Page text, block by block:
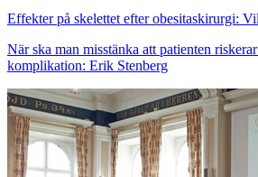
Effekter på skelettet efter obesitaskirurgi:
När ska man misstänka att patienten
komplikation: Erik Stenberg